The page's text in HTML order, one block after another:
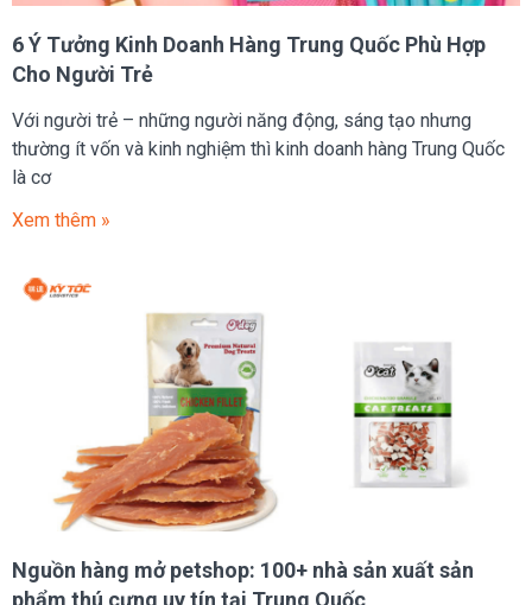
6 Ý Tưởng Kinh Doanh Hàng Trung Quốc Phù Hợp
Cho Người Trẻ
Với người trẻ – những người năng động, sáng tạo nhưng
thường ít vốn và kinh nghiệm thì kinh doanh hàng Trung Quốc
là cơ
Xem thêm »
Nguồn hàng mở petshop: 100+ nhà sản xuất sản
phẩm thú cưng uy tín tại Trung Quốc